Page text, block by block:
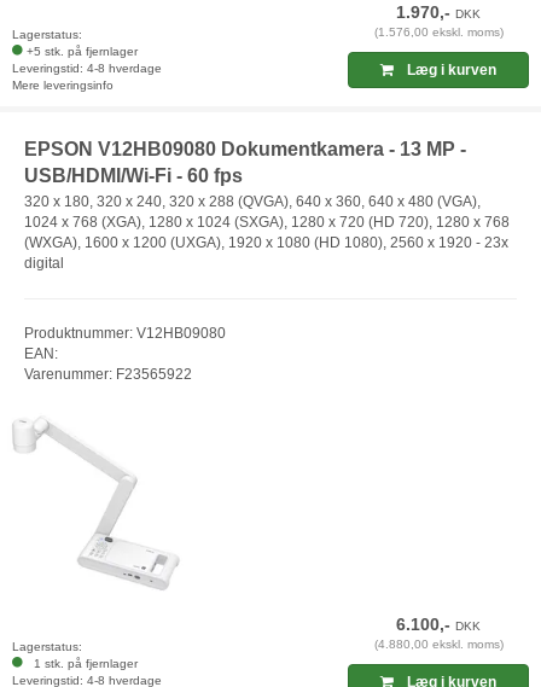
Lagerstatus:
+5 stk. på fjernlager
Leveringstid: 4-8 hverdage
Mere leveringsinfo
1.970,-DKK
(1.576,00 ekskl. moms)
Læg i kurven
EPSON V12HB09080 Dokumentkamera - 13 MP -
USB/HDMI/Wi-Fi - 60 fps
320 x 180, 320 x 240, 320 x 288 (QVGA), 640 x 360, 640 x 480 (VGA),
1024 x 768 (XGA), 1280 x 1024 (SXGA), 1280 x 720 (HD 720), 1280 x 768
(WXGA), 1600 x 1200 (UXGA), 1920 x 1080 (HD 1080), 2560 x 1920 - 23x
digital
Produktnummer: V12HB09080
EAN:
Varenummer: F23565922
Lagerstatus:
1 stk. på fjernlager
Leveringstid: 4-8 hverdage
6.100,-DKK
(4.880,00 ekskl. moms)
Læg i kurven